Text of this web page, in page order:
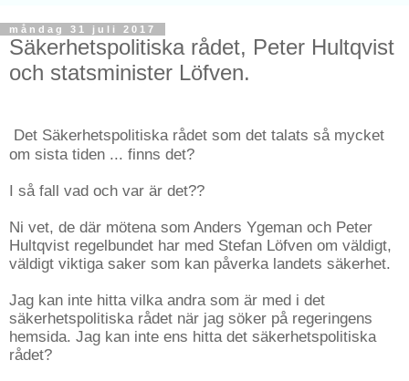
måndag 31 juli 2017
Säkerhetspolitiska rådet, Peter Hultqvist
och statsminister Löfven.
Det Säkerhetspolitiska rådet som det talats så mycket
om sista tiden ... finns det?
I så fall vad och var är det??
Ni vet, de där mötena som Anders Ygeman och Peter
Hultqvist regelbundet har med Stefan Löfven om väldigt,
väldigt viktiga saker som kan påverka landets säkerhet.
Jag kan inte hitta vilka andra som är med i det
säkerhetspolitiska rådet när jag söker på regeringens
hemsida. Jag kan inte ens hitta det säkerhetspolitiska
rådet?